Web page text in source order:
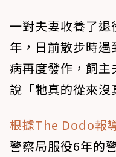
一對夫妻收養了退
年，日前散步時
病再度發作，飼
說「牠真的從來沒
根據The Dodo報
警察局服役6年的